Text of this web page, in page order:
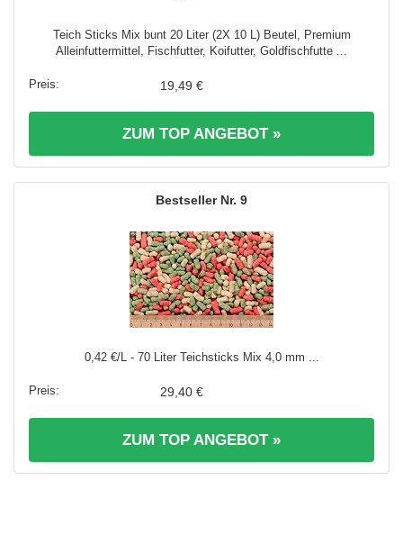
Teich Sticks Mix bunt 20 Liter (2X 10 L) Beutel, Premium
Alleinfuttermittel, Fischfutter, Koifutter, Goldfischfutte ...
19,49 €
ZUM TOP ANGEBOT »
9
0,42 €/L - 70 Liter Teichsticks Mix 4,0 mm ...
29,40 €
ZUM TOP ANGEBOT »